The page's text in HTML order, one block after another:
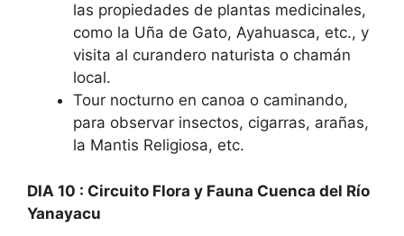
las propiedades de plantas medicinales,
como la Uña de Gato, Ayahuasca, etc., y
visita al curandero naturista o chamán
local.
Tour nocturno en canoa o caminando,
para observar insectos, cigarras, arañas,
la Mantis Religiosa, etc.
DIA 10 : Circuito Flora y Fauna Cuenca del Río
Yanayacu